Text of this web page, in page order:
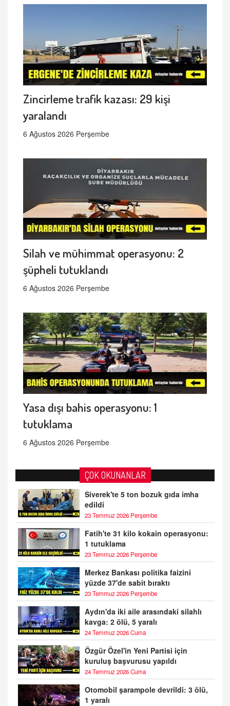
Zincirleme trafik kazası: 29 kişi
yaralandı
6 Ağustos 2026 Perşembe
Silah ve mühimmat operasyonu: 2
şüpheli tutuklandı
6 Ağustos 2026 Perşembe
Yasa dışı bahis operasyonu: 1
tutuklama
6 Ağustos 2026 Perşembe
ÇOK OKUNANLAR
Siverek'te 5 ton bozuk gıda imha
edildi
23 Temmuz 2026 Perşembe
Fatih'te 31 kilo kokain operasyonu:
1 tutuklama
23 Temmuz 2026 Perşembe
Merkez Bankası politika faizini
yüzde 37'de sabit bıraktı
23 Temmuz 2026 Perşembe
Aydın'da iki aile arasındaki silahlı
kavga: 2 ölü, 5 yaralı
24 Temmuz 2026 Cuma
Özgür Özel'in Yeni Partisi için
kuruluş başvurusu yapıldı
24 Temmuz 2026 Cuma
Otomobil şarampole devrildi: 3 ölü,
1 yaralı